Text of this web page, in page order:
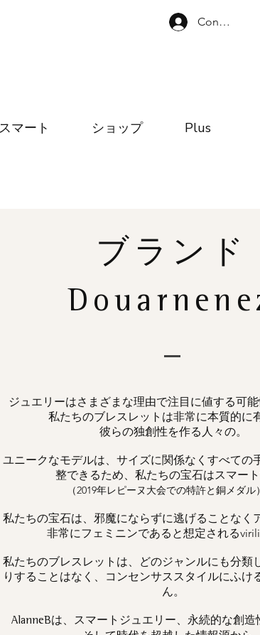
Connexion
マート ショップ Plus
ブランド
ジュエリーはさまざまな理由で注目に値する可能
私たちのブレスレットは非常に本質的に
彼らの独創性を作る人々の。
ユニークなモデルは、サイズに関係なくすべての
整できるため、私たちの宝石はスマー
（2019年レピーヌ大会での特許と銅メダル）
私たちの宝石は、邪魔にならずに逃げることなく
非常にフェミニンであると想定される
私たちのブレスレットは、どのジャンルにも分類
りすることはなく、コンセンサススタイルにふけ
ん。
AlanneBは、スマートジュエリー、永続的な創造